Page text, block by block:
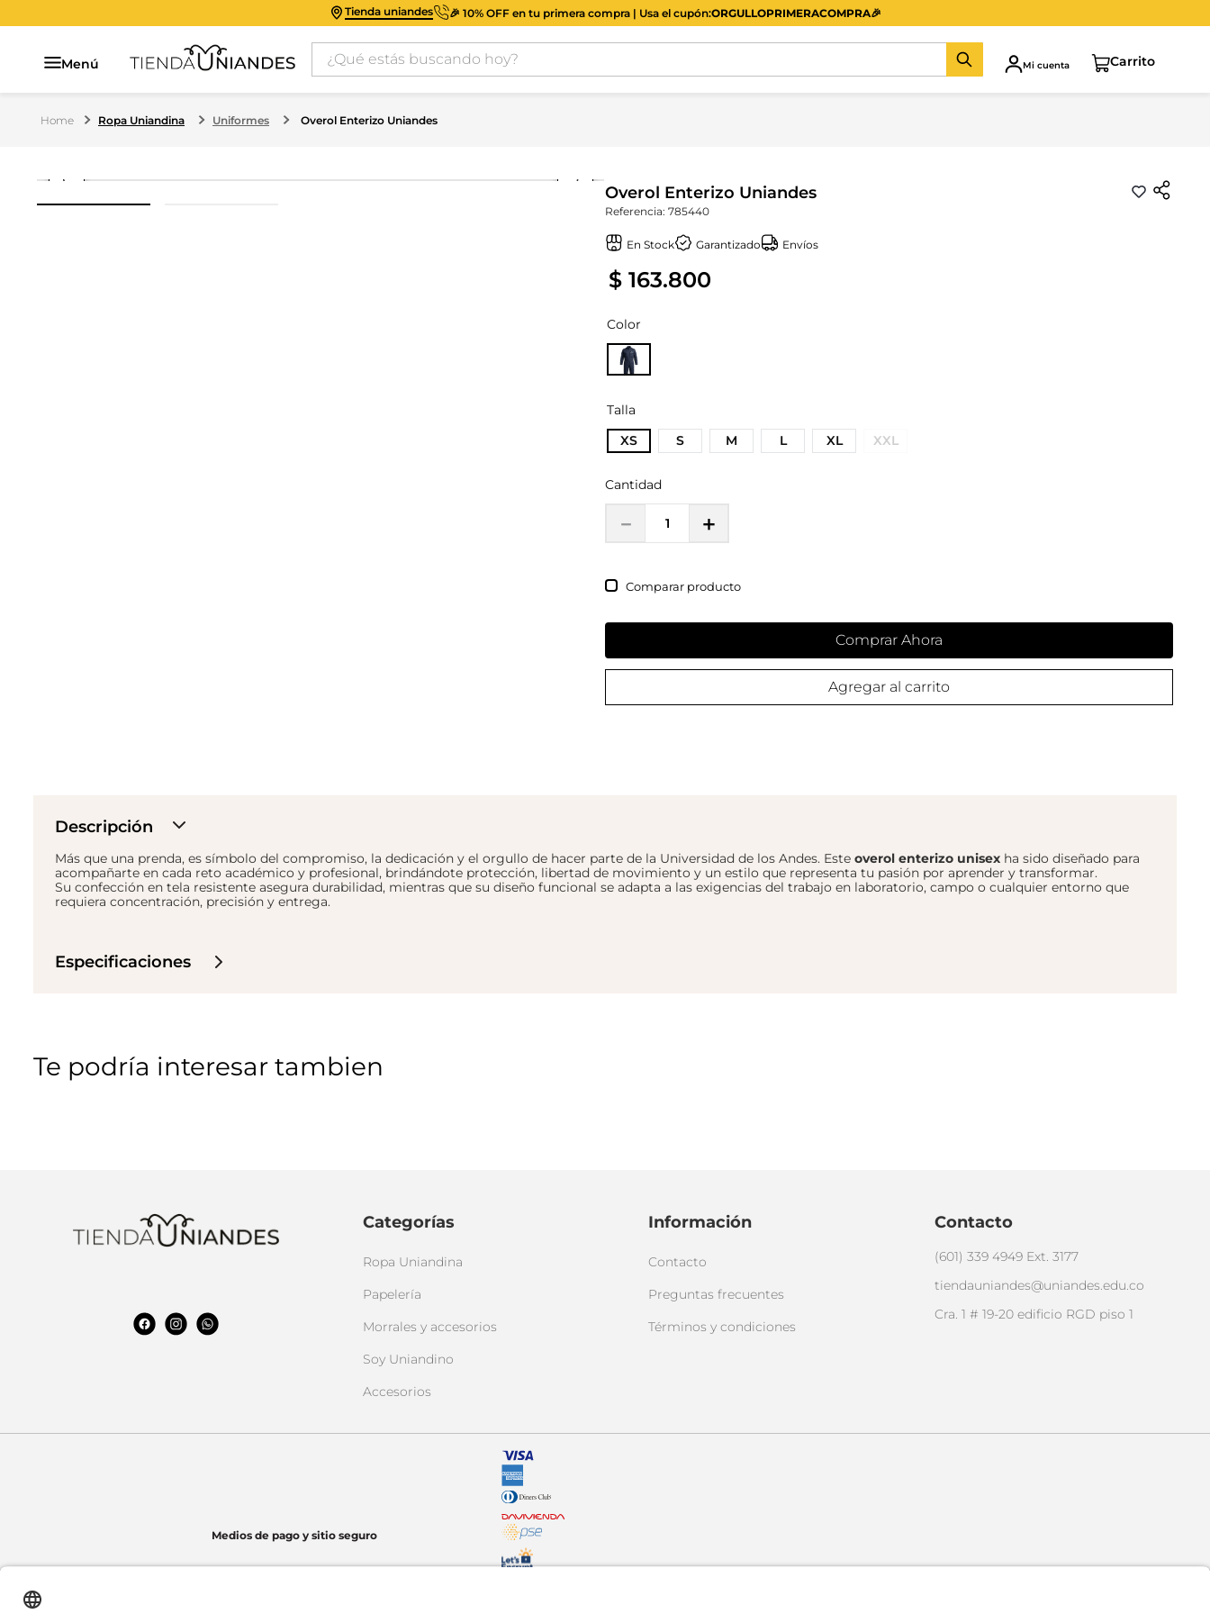
Tienda uniandes 🎉 10% OFF en tu primera compra | Usa el cupón:ORGULLOPRIMERACOMPRA🎉
Menú
¿Qué estás buscando hoy?
Mi cuenta
Ropa Uniandina Uniformes Overol Enterizo Uniandes
Overol Enterizo Uniandes
Referencia: 785440
En Stock Garantizado Envíos
$ 163.800
Color
Talla
XS
S M L XL XXL
Cantidad
＋
－
Comparar
Comprar Ahora
Agregar al carrito
Descripción
Más que una prenda, es símbolo del compromiso, la dedicación y el orgullo de hacer parte de la Universidad de los Andes. Este overol enterizo unisex ha sido diseñado para
acompañarte en cada reto académico y profesional, brindándote protección, libertad de movimiento y un estilo que representa tu pasión por aprender y transformar.
Su confección en tela resistente asegura durabilidad, mientras que su diseño funcional se adapta a las exigencias del trabajo en laboratorio, campo o cualquier entorno que
requiera concentración, precisión y entrega.
Especificaciones
Te podría interesar tambien
Categorías
Ropa Uniandina
Papelería
Morrales y accesorios
Soy Uniandino
Accesorios
Información
Contacto
Preguntas frecuentes
Términos y condiciones
Contacto
(601) 339 4949 Ext. 3177
tiendauniandes@uniandes.edu.co
Cra. 1 # 19-20 edificio RGD piso 1
Medios de pago y sitio seguro